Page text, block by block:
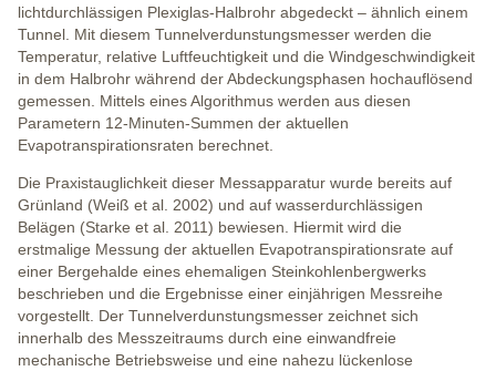
lichtdurchlässigen Plexiglas-Halbrohr abgedeckt – ähnlich einem
Tunnel. Mit diesem Tunnelverdunstungsmesser werden die
Temperatur, relative Luftfeuchtigkeit und die Windgeschwindigkeit
in dem Halbrohr während der Abdeckungsphasen hochauflösend
gemessen. Mittels eines Algorithmus werden aus diesen
Parametern 12-Minuten-Summen der aktuellen
Evapotranspirationsraten berechnet.
Die Praxistauglichkeit dieser Messapparatur wurde bereits auf
Grünland (Weiß et al. 2002) und auf wasserdurchlässigen
Belägen (Starke et al. 2011) bewiesen. Hiermit wird die
erstmalige Messung der aktuellen Evapotranspirationsrate auf
einer Bergehalde eines ehemaligen Steinkohlenbergwerks
beschrieben und die Ergebnisse einer einjährigen Messreihe
vorgestellt. Der Tunnelverdunstungsmesser zeichnet sich
innerhalb des Messzeitraums durch eine einwandfreie
mechanische Betriebsweise und eine nahezu lückenlose